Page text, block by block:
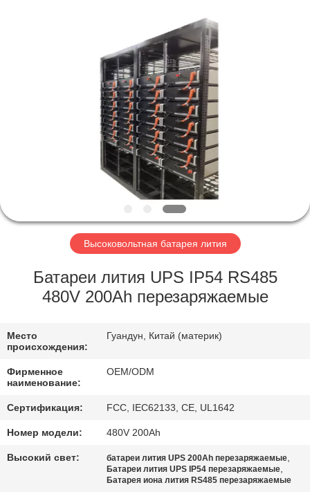
ПРОДУКТЫ
ПУТЕШЕСТВИЕ
ФАБРИКИ
ПРОВЕРКА
СВЯЖИТЕСЬ
МЫ
BLOG
СПРОСИТЕ
Высоковольтная батарея лития
Батареи лития UPS IP54 RS485
480V 200Ah перезаряжаемые
Место
происхождения:
Гуандун, Китай (материк)
Фирменное
наименование:
OEM/ODM
Сертификация: FCC, IEC62133, CE, UL1642
Номер модели: 480V 200Ah
Высокий свет: батареи лития UPS 200Ah перезаряжаемые,
Батареи лития UPS IP54 перезаряжаемые,
Батарея иона лития RS485 перезаряжаемые